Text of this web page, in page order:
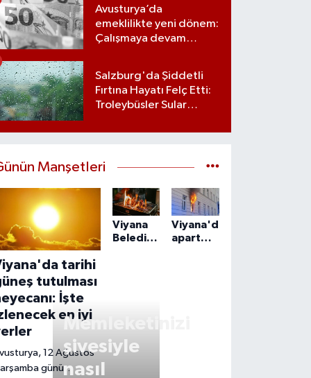
Avusturya’da
emeklilikte yeni dönem:
Çalışmaya devam
Salzburg'da Şiddetli
Fırtına Hayatı Felç Etti:
Troleybüsler Sular
Manşetleri
tarihi
tutulması
İşte
en iyi
12 Ağustos
günü
Viyana
Belediyesi'nin
Viyana'da
apartmandaki
Memleketinizi
şivesiyle
nasıl